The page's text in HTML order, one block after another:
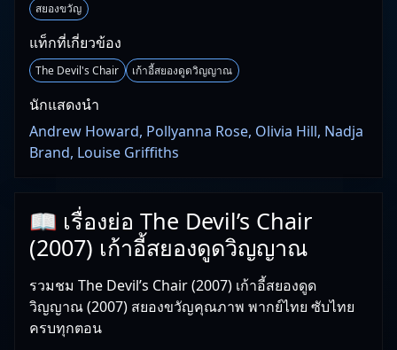
สยองขวัญ
แท็กที่เกี่ยวข้อง
The Devil's Chair เก้าอี้สยองดูดวิญญาณ
นักแสดงนำ
Andrew Howard, Pollyanna Rose, Olivia Hill, Nadja
Brand, Louise Griffiths
📖 เรื่องย่อ The Devil’s Chair
(2007) เก้าอี้สยองดูดวิญญาณ
รวมชม The Devil’s Chair (2007) เก้าอี้สยองดูด
วิญญาณ (2007) สยองขวัญคุณภาพ พากย์ไทย ซับไทย
ครบทุกตอน